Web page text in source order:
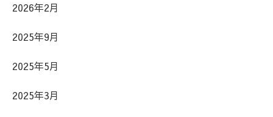
2026年2月
2025年9月
2025年5月
2025年3月